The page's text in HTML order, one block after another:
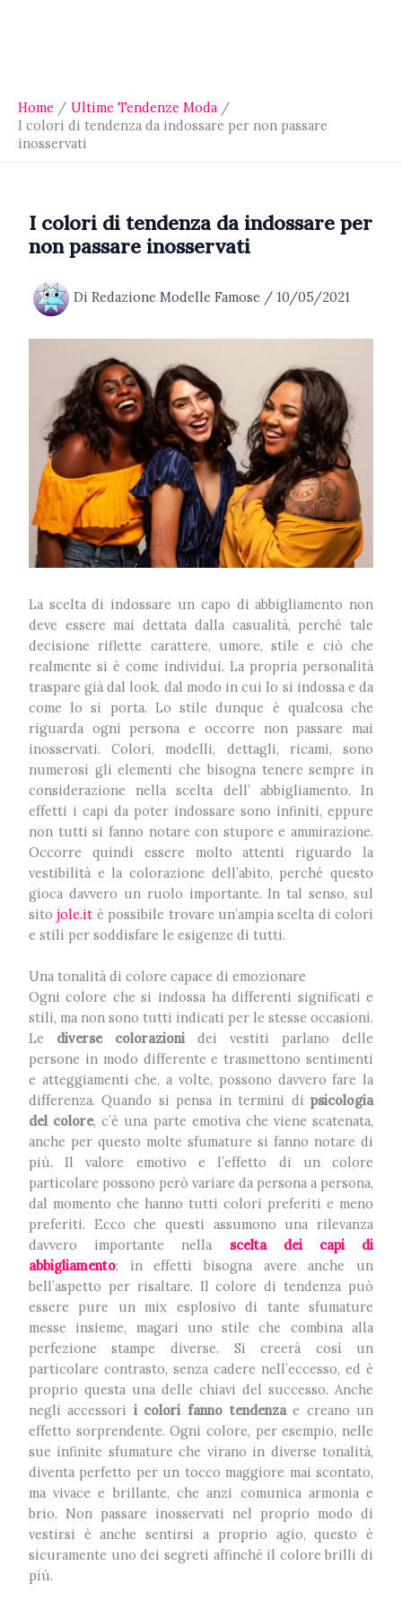
Home
Ultime Tendenze Moda
I colori di tendenza da indossare per non passare
inosservati
I colori di tendenza da indossare per
non passare inosservati
Di Redazione Modelle Famose / 10/05/2021
La scelta di indossare un capo di abbigliamento non
deve essere mai dettata dalla casualità, perché tale
decisione riflette carattere, umore, stile e ciò che
realmente si è come individui. La propria personalità
traspare già dal look, dal modo in cui lo si indossa e da
come lo si porta. Lo stile dunque è qualcosa che
riguarda ogni persona e occorre non passare mai
inosservati. Colori, modelli, dettagli, ricami, sono
numerosi gli elementi che bisogna tenere sempre in
considerazione nella scelta dell’ abbigliamento. In
effetti i capi da poter indossare sono infiniti, eppure
non tutti si fanno notare con stupore e ammirazione.
Occorre quindi essere molto attenti riguardo la
vestibilità e la colorazione dell’abito, perché questo
gioca davvero un ruolo importante. In tal senso, sul
sitojole.it è possibile trovare un’ampia scelta di colori
e stili per soddisfare le esigenze di tutti.
Una tonalità di colore capace di emozionare
Ogni colore che si indossa ha differenti significati e
stili, ma non sono tutti indicati per le stesse occasioni.
Le diverse colorazionidei vestiti parlano delle
persone in modo differente e trasmettono sentimenti
e atteggiamenti che, a volte, possono davvero fare la
differenza. Quando si pensa in termini dipsicologia
del colore, c’è una parte emotiva che viene scatenata,
anche per questo molte sfumature si fanno notare di
più. Il valore emotivo e l’effetto di un colore
particolare possono però variare da persona a persona,
dal momento che hanno tutti colori preferiti e meno
preferiti. Ecco che questi assumono una rilevanza
davvero importante nella scelta dei capi di
abbigliamento: in effetti bisogna avere anche un
bell’aspetto per risaltare. Il colore di tendenza può
essere pure un mix esplosivo di tante sfumature
messe insieme, magari uno stile che combina alla
perfezione stampe diverse. Si creerà così un
particolare contrasto, senza cadere nell’eccesso, ed è
proprio questa una delle chiavi del successo. Anche
negli accessori i colori fanno tendenzae creano un
effetto sorprendente. Ogni colore, per esempio, nelle
sue infinite sfumature che virano in diverse tonalità,
diventa perfetto per un tocco maggiore mai scontato,
ma vivace e brillante, che anzi comunica armonia e
brio. Non passare inosservati nel proprio modo di
vestirsi è anche sentirsi a proprio agio, questo è
sicuramente uno dei segreti affinché il colore brilli di
più.